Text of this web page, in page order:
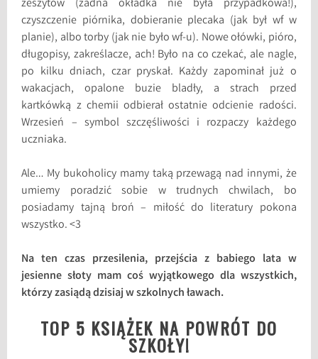
zeszytów (żadna okładka nie była przypadkowa!),
czyszczenie piórnika, dobieranie plecaka (jak był wf w
planie), albo torby (jak nie było wf-u). Nowe ołówki, pióro,
długopisy, zakreślacze, ach! Było na co czekać, ale nagle,
po kilku dniach, czar pryskał. Każdy zapominał już o
wakacjach, opalone buzie bladły, a strach przed
kartkówką z chemii odbierał ostatnie odcienie radości.
Wrzesień – symbol szczęśliwości i rozpaczy każdego
uczniaka.
Ale… My bukoholicy mamy taką przewagą nad innymi, że
umiemy poradzić sobie w trudnych chwilach, bo
posiadamy tajną broń – miłość do literatury pokona
wszystko. <3
Na ten czas przesilenia, przejścia z babiego lata w
jesienne słoty mam coś wyjątkowego dla wszystkich,
którzy zasiądą dzisiaj w szkolnych ławach.
TOP 5 KSIĄŻEK NA POWRÓT DO
SZKOŁY!